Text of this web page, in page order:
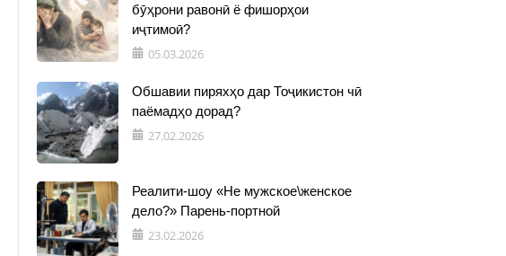
бӯҳрони равонӣ ё фишорҳои
иҷтимоӣ?
05.03.2026
Обшавии пиряхҳо дар Тоҷикистон чӣ
паёмадҳо дорад?
27.02.2026
Реалити-шоу «Не мужское\женское
дело?» Парень-портной
23.02.2026